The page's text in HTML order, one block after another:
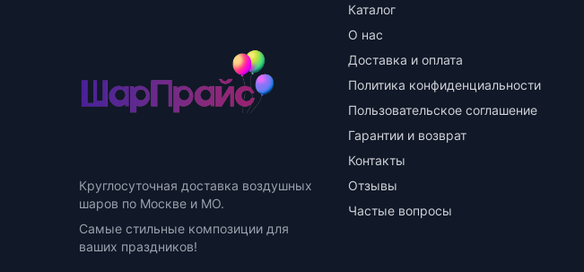
Круглосуточная доставка воздушных
шаров по Москве и МО.
Самые стильные композиции для
ваших праздников!
Каталог
О нас
Доставка и оплата
Политика конфиденциальности
Пользовательское соглашение
Гарантии и возврат
Контакты
Отзывы
Частые вопросы